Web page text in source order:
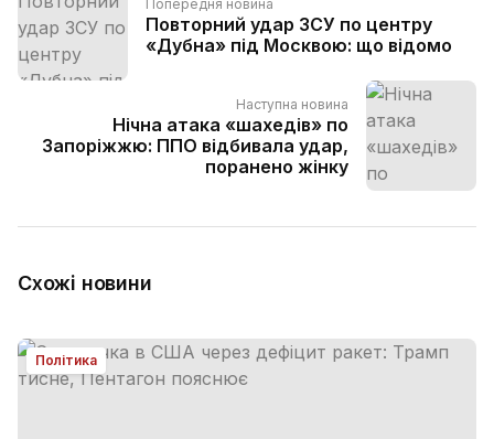
Попередня новина
Повторний удар ЗСУ по центру
«Дубна» під Москвою: що відомо
Наступна новина
Нічна атака «шахедів» по
Запоріжжю: ППО відбивала удар,
поранено жінку
Схожі новини
Політика